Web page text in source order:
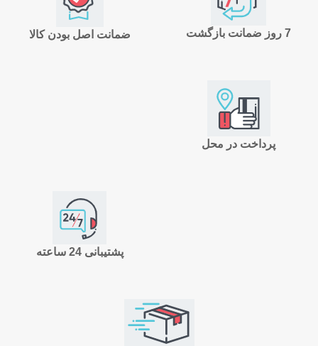
ضمانت اصل بودن کالا 7 روز ضمانت بازگشت
پرداخت در محل
پشتیبانی 24 ساعته